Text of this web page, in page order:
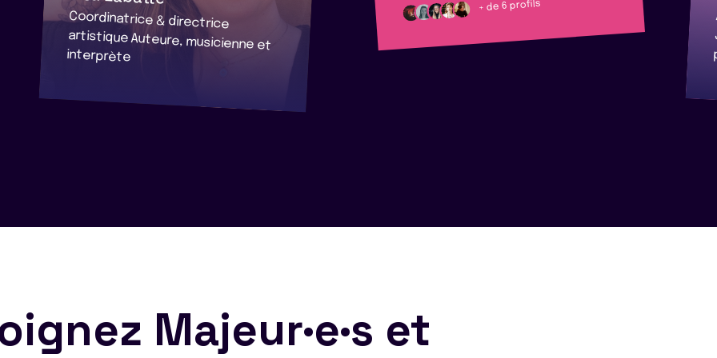
Coordinatrice & directrice
artistique Auteure, musicienne et
interprète
+ de 6 profils
Majeur·e·s et